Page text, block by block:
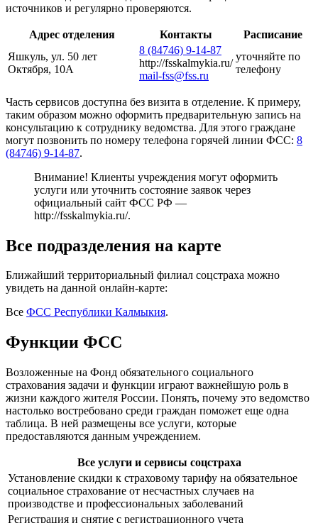
источников и регулярно проверяются.
Адрес отделения Контакты
Расписание
Яшкуль, ул. 50 лет
Октября, 10А
8 (84746) 9-14-87
http://fsskalmykia.ru/
mail-fss@fss.ru
уточняйте по
телефону
Часть сервисов доступна без визита в отделение. К примеру,
таким образом можно оформить предварительную запись на
консультацию к сотруднику ведомства. Для этого граждане
могут позвонить по номеру телефона горячей линии ФСС: 8
(84746) 9-14-87.
Внимание! Клиенты учреждения могут оформить
услуги или уточнить состояние заявок через
официальный сайт ФСС РФ —
http://fsskalmykia.ru/.
Все подразделения на карте
Ближайший территориальный филиал соцстраха можно
увидеть на данной онлайн-карте:
Все ФСС Республики Калмыкия.
Функции ФСС
Возложенные на Фонд обязательного социального
страхования задачи и функции играют важнейшую роль в
жизни каждого жителя России. Понять, почему это ведомство
настолько востребовано среди граждан поможет еще одна
таблица. В ней размещены все услуги, которые
предоставляются данным учреждением.
Все услуги и сервисы соцстраха
Установление скидки к страховому тарифу на обязательное
социальное страхование от несчастных случаев на
производстве и профессиональных заболеваний
Регистрация и снятие с регистрационного учета